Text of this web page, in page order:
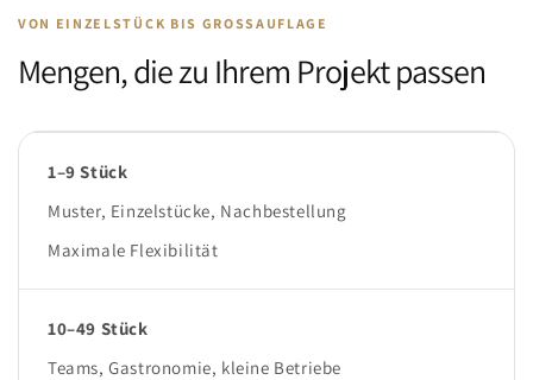
VON EINZELSTÜCK BIS GROSSAUFLAGE
Mengen, die zu Ihrem Projekt passen
1–9 Stück
Muster, Einzelstücke, Nachbestellung
Maximale Flexibilität
10–49 Stück
Teams, Gastronomie, kleine Betriebe